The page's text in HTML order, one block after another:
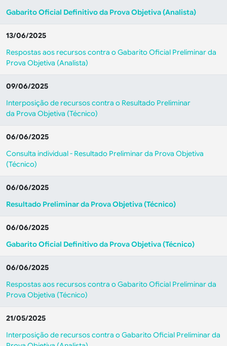
Gabarito Oficial Definitivo da Prova Objetiva (Analista)
13/06/2025
Respostas aos recursos contra o Gabarito Oficial Preliminar da
Prova Objetiva (Analista)
09/06/2025
Interposição de recursos contra o Resultado Preliminar
da Prova Objetiva (Técnico)
06/06/2025
Consulta individual - Resultado Preliminar da Prova Objetiva
(Técnico)
06/06/2025
Resultado Preliminar da Prova Objetiva (Técnico)
06/06/2025
Gabarito Oficial Definitivo da Prova Objetiva (Técnico)
06/06/2025
Respostas aos recursos contra o Gabarito Oficial Preliminar da
Prova Objetiva (Técnico)
21/05/2025
Interposição de recursos contra o Gabarito Oficial Preliminar da